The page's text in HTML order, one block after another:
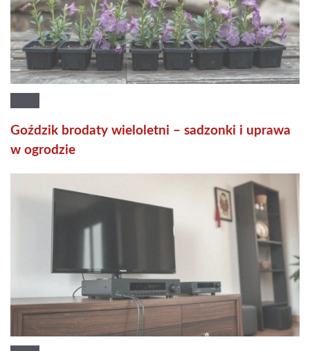
Goździk brodaty wieloletni – sadzonki i uprawa
w ogrodzie